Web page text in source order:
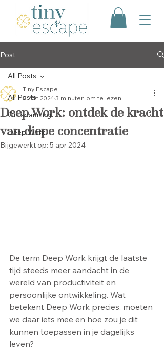
Post
All Posts
Ontspanning
Deep Work
All Posts
Deep Work: ontdek de kracht
van diepe concentratie
Tiny Escape
8 mrt 20243 minuten om te lezen
Bijgewerkt op: 5 apr 2024
De term Deep Work krijgt de laatste
tijd steeds meer aandacht in de
wereld van productiviteit en
persoonlijke ontwikkeling. Wat
betekent Deep Work precies, moeten
we daar iets mee en hoe zou je dit
kunnen toepassen in je dagelijks
leven?